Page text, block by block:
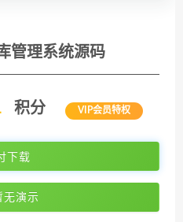
管理系统源码
积分 VIP会员特权
下载
无演示